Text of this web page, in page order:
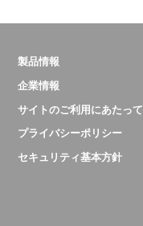
製品情報
企業情報
サイトのご利用にあたって
プライバシーポリシー
セキュリティ基本方針